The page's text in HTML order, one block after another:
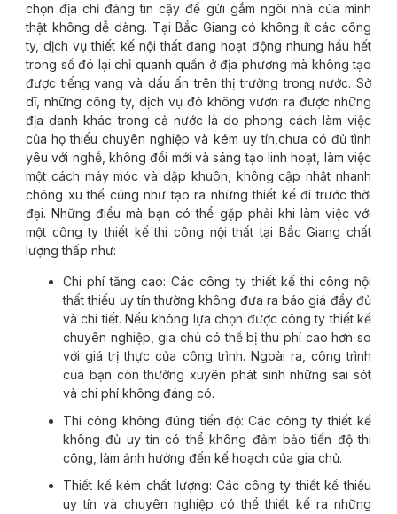
chọn địa chỉ đáng tin cậy để gửi gắm ngôi nhà của mình
thật không dễ dàng. Tại Bắc Giang có không ít các công
ty, dịch vụ thiết kế nội thất đang hoạt động nhưng hầu hết
trong số đó lại chỉ quanh quẩn ở địa phương mà không tạo
được tiếng vang và dấu ấn trên thị trường trong nước. Sở
dĩ, những công ty, dịch vụ đó không vươn ra được những
địa danh khác trong cả nước là do phong cách làm việc
của họ thiếu chuyên nghiệp và kém uy tín,chưa có đủ tình
yêu với nghề, không đổi mới và sáng tạo linh hoạt, làm việc
một cách máy móc và dập khuôn, không cập nhật nhanh
chóng xu thế cũng như tạo ra những thiết kế đi trước thời
đại. Những điều mà bạn có thể gặp phải khi làm việc với
một công ty thiết kế thi công nội thất tại Bắc Giang chất
lượng thấp như:
Chi phí tăng cao: Các công ty thiết kế thi công nội
thất thiếu uy tín thường không đưa ra báo giá đầy đủ
và chi tiết. Nếu không lựa chọn được công ty thiết kế
chuyên nghiệp, gia chủ có thể bị thu phí cao hơn so
với giá trị thực của công trình. Ngoài ra, công trình
của bạn còn thường xuyên phát sinh những sai sót
và chi phí không đáng có.
Thi công không đúng tiến độ: Các công ty thiết kế
không đủ uy tín có thể không đảm bảo tiến độ thi
công, làm ảnh hưởng đến kế hoạch của gia chủ.
Thiết kế kém chất lượng: Các công ty thiết kế thiếu
uy tín và chuyên nghiệp có thể thiết kế ra những